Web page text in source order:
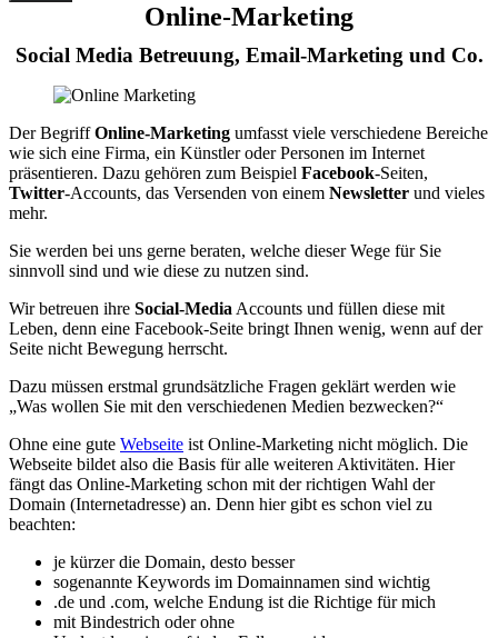
Online-Marketing
Social Media Betreuung, Email-Marketing und Co.
Der BegriffOnline-Marketing umfasst viele verschiedene Bereiche
wie sich eine Firma, ein Künstler oder Personen im Internet
präsentieren. Dazu gehören zum Beispiel Facebook-Seiten,
Twitter-Accounts, das Versenden von einem Newsletter und vieles
mehr.
Sie werden bei uns gerne beraten, welche dieser Wege für Sie
sinnvoll sind und wie diese zu nutzen sind.
Wir betreuen ihre Social-Media Accounts und füllen diese mit
Leben, denn eine Facebook-Seite bringt Ihnen wenig, wenn auf der
Seite nicht Bewegung herrscht.
Dazu müssen erstmal grundsätzliche Fragen geklärt werden wie
„Was wollen Sie mit den verschiedenen Medien bezwecken?“
Ohne eine gute Webseite ist Online-Marketing nicht möglich. Die
Webseite bildet also die Basis für alle weiteren Aktivitäten. Hier
fängt das Online-Marketing schon mit der richtigen Wahl der
Domain (Internetadresse) an. Denn hier gibt es schon viel zu
beachten:
je kürzer die Domain, desto besser
sogenannte Keywords im Domainnamen sind wichtig
.de und .com, welche Endung ist die Richtige für mich
mit Bindestrich oder ohne